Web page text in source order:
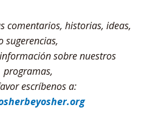
comentarios, historias, ideas,
sugerencias,
sobre nuestros
programas,
escríbenos a: